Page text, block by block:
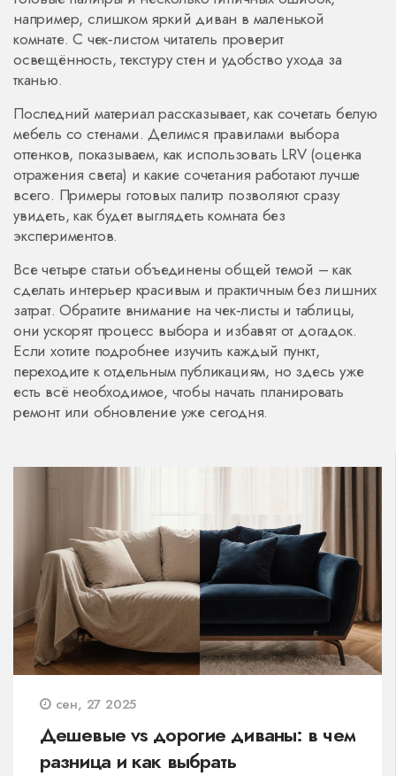
например, слишком яркий диван в маленькой
комнате. С чек‑листом читатель проверит
освещённость, текстуру стен и удобство ухода за
тканью.
Последний материал рассказывает, как сочетать белую
мебель со стенами. Делимся правилами выбора
оттенков, показываем, как использовать LRV (оценка
отражения света) и какие сочетания работают лучше
всего. Примеры готовых палитр позволяют сразу
увидеть, как будет выглядеть комната без
экспериментов.
Все четыре статьи объединены общей темой – как
сделать интерьер красивым и практичным без лишних
затрат. Обратите внимание на чек‑листы и таблицы,
они ускорят процесс выбора и избавят от догадок.
Если хотите подробнее изучить каждый пункт,
переходите к отдельным публикациям, но здесь уже
есть всё необходимое, чтобы начать планировать
ремонт или обновление уже сегодня.
сен, 27 2025
Дешевые vs дорогие диваны: в чем
разница и как выбрать